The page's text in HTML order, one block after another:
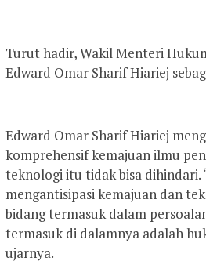
Turut hadir, Wakil Menteri
Edward Omar Sharif Hiariej
Edward Omar Sharif Hiariej
komprehensif kemajuan ilmu
teknologi itu tidak bisa dihindari.
mengantisipasi kemajuan dan
bidang termasuk dalam
termasuk di dalamnya adalah
ujarnya.